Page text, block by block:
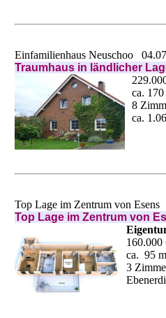
Einfamilienhaus Neuschoo
Traumhaus in ländlicher
ca.
8
ca.
Top Lage im Zentrum von Esens
Top Lage im Zentrum von
160.000
ca. 95
3